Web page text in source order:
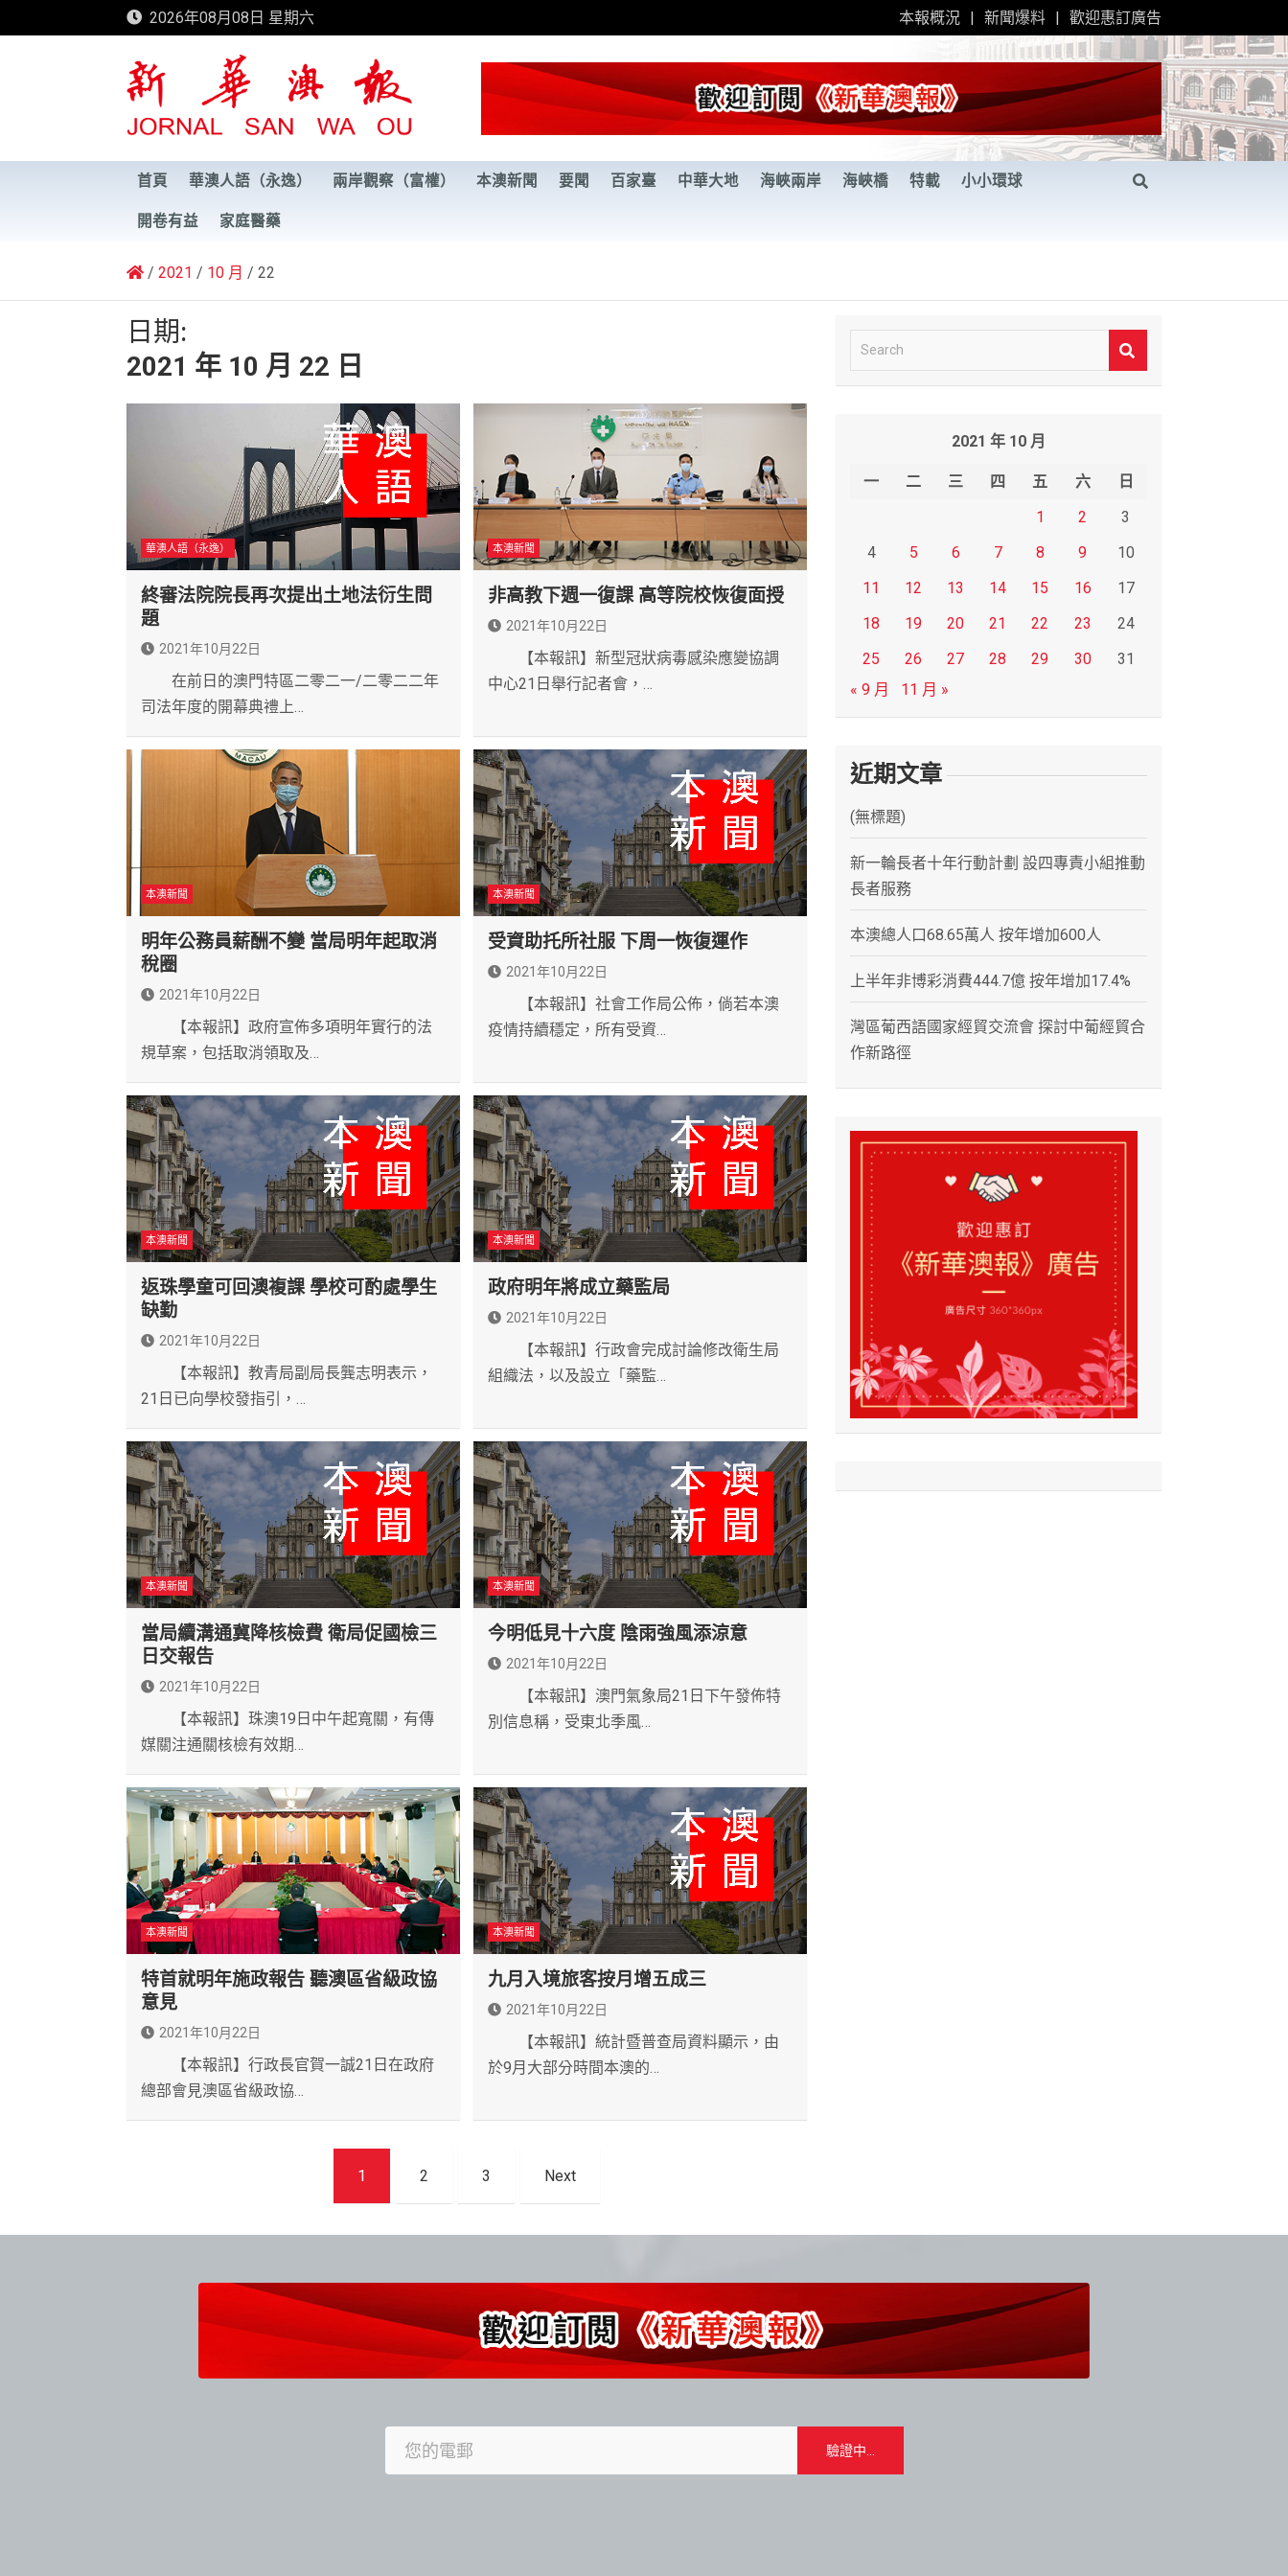
to
2026年08月08日 星期六 本報概況 新聞爆料 歡迎惠訂廣告
新華澳報
首頁 華澳人語（永逸） 兩岸觀察（富權） 本澳新聞 要聞 百家臺 中華大地 海峽兩岸 海峽橋 特載 小小環球
開卷有益 家庭醫藥
2021 10 月 22
日期:
2021 年 10 月 22 日
華澳人語（永逸）
終審法院院長再次提出土地法衍生問
題
2021年10月22日
在前日的澳門特區二零二一/二零二二年
司法年度的開幕典禮上…
本澳新聞
非高教下週一復課 高等院校恢復面授
2021年10月22日
【本報訊】新型冠狀病毒感染應變協調
中心21日舉行記者會，…
本澳新聞
明年公務員薪酬不變 當局明年起取消
稅圈
2021年10月22日
【本報訊】政府宣佈多項明年實行的法
規草案，包括取消領取及…
本澳新聞
受資助托所社服 下周一恢復運作
2021年10月22日
【本報訊】社會工作局公佈，倘若本澳
疫情持續穩定，所有受資…
本澳新聞
返珠學童可回澳複課 學校可酌處學生
缺勤
2021年10月22日
【本報訊】教青局副局長龔志明表示，
21日已向學校發指引，…
本澳新聞
政府明年將成立藥監局
2021年10月22日
【本報訊】行政會完成討論修改衛生局
組織法，以及設立「藥監…
本澳新聞
當局續溝通冀降核檢費 衛局促國檢三
日交報告
2021年10月22日
【本報訊】珠澳19日中午起寬關，有傳
媒關注通關核檢有效期…
本澳新聞
今明低見十六度 陰雨強風添涼意
2021年10月22日
【本報訊】澳門氣象局21日下午發佈特
別信息稱，受東北季風…
本澳新聞
特首就明年施政報告 聽澳區省級政協
意見
2021年10月22日
【本報訊】行政長官賀一誠21日在政府
總部會見澳區省級政協…
本澳新聞
九月入境旅客按月增五成三
2021年10月22日
【本報訊】統計暨普查局資料顯示，由
於9月大部分時間本澳的…
導
1 2 3 Next
e
2021 年 10 月
一 二 三 四 五 六
日
1
2
3
4
5 6 7 8 9
10
11
12 13 14 15 16
17
18
19 20 21 22 23
24
25
26 27 28 29 30
31
« 9 月
11 月 »
近期文章
(無標題)
新一輪長者十年行動計劃 設四專責小組推動
長者服務
本澳總人口68.65萬人 按年增加600人
上半年非博彩消費444.7億 按年增加17.4%
灣區葡西語國家經貿交流會 探討中葡經貿合
作新路徑